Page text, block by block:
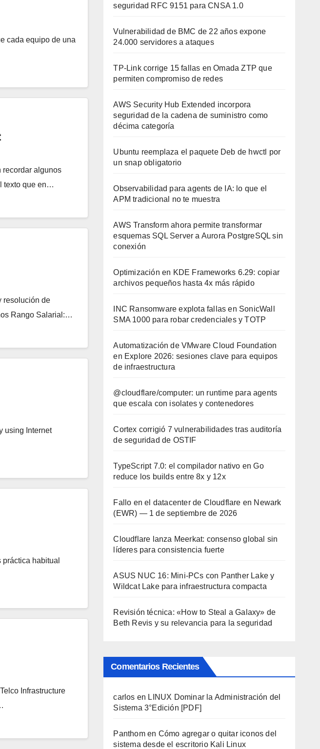
cada equipo de una
recordar algunos
texto que en…
resolución de
Rango Salarial:…
using Internet
habitual
Infrastructure
seguridad RFC 9151 para CNSA 1.0
Vulnerabilidad de BMC de 22 años expone
24.000 servidores a ataques
TP-Link corrige 15 fallas en Omada ZTP que
permiten compromiso de redes
AWS Security Hub Extended incorpora
seguridad de la cadena de suministro como
décima categoría
Ubuntu reemplaza el paquete Deb de hwctl por
un snap obligatorio
Observabilidad para agents de IA: lo que el
APM tradicional no te muestra
AWS Transform ahora permite transformar
esquemas SQL Server a Aurora PostgreSQL sin
conexión
Optimización en KDE Frameworks 6.29: copiar
archivos pequeños hasta 4x más rápido
INC Ransomware explota fallas en SonicWall
SMA 1000 para robar credenciales y TOTP
Automatización de VMware Cloud Foundation
en Explore 2026: sesiones clave para equipos
de infraestructura
@cloudflare/computer: un runtime para agents
que escala con isolates y contenedores
Cortex corrigió 7 vulnerabilidades tras auditoría
de seguridad de OSTIF
TypeScript 7.0: el compilador nativo en Go
reduce los builds entre 8x y 12x
Fallo en el datacenter de Cloudflare en Newark
(EWR) — 1 de septiembre de 2026
Cloudflare lanza Meerkat: consenso global sin
líderes para consistencia fuerte
ASUS NUC 16: Mini-PCs con Panther Lake y
Wildcat Lake para infraestructura compacta
Revisión técnica: «How to Steal a Galaxy» de
Beth Revis y su relevancia para la seguridad
Comentarios Recientes
carlos en LINUX Dominar la Administración del
Sistema 3°Edición [PDF]
Panthomen Cómo agregar o quitar iconos del
sistema desde el escritorio Kali Linux